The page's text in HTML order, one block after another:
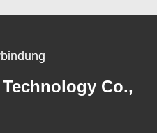
Co.,